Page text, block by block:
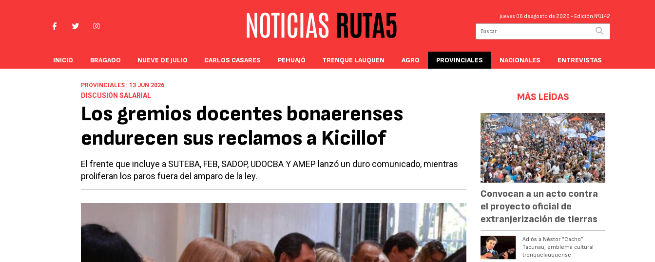
jueves 06 de agosto de 2026 - Edición Nº1142
INICIO BRAGADO NUEVE DE JULIO CARLOS CASARES PEHUAJÓ TRENQUE LAUQUEN AGRO PROVINCIALES NACIONALES ENTREVISTAS
PROVINCIALES | 13 JUN 2026
DISCUSIÓN SALARIAL
Los gremios docentes bonaerenses
endurecen sus reclamos a Kicillof
El frente que incluye a SUTEBA, FEB, SADOP, UDOCBA Y AMEP lanzó un duro comunicado, mientras
proliferan los paros fuera del amparo de la ley.
MÁS LEÍDAS
Convocan a un acto contra
el proyecto oficial de
extranjerización de tierras
Adiós a Néstor “Cacho”
Tacunau, emblema cultural
trenquelauquense